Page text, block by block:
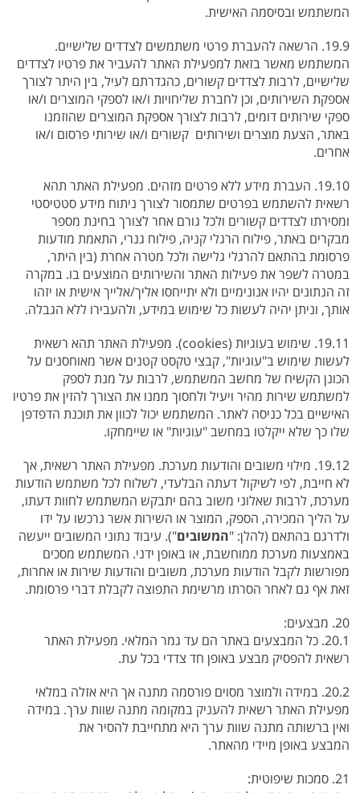
המשתמש ובסיסמה האישית.
19.9. הרשאה להעברת פרטי משתמשים לצדדים שלישיים.
המשתמש מאשר בזאת למפעילת האתר להעביר את פרטיו לצדדים
שלישיים, לרבות לצדדים קשורים, כהגדרתם לעיל, בין היתר לצורך
אספקת השירותים, וכן לחברת שליחויות ו/או לספקי המוצרים ו/או
ספקי שירותים דומים, לרבות לצורך אספקת המוצרים שהוזמנו
באתר, הצעת מוצרים ושירותים קשורים ו/או שירותי פרסום ו/או
אחרים.
19.10. העברת מידע ללא פרטים מזהים. מפעילת האתר תהא
רשאית להשתמש בפרטים שתמסור לצורך ניתוח מידע סטטיסטי
ומסירתו לצדדים קשורים ולכל גורם אחר לצורך בחינת מספר
מבקרים באתר, פילוח הרגלי קניה, פילוח גנרי, התאמת מודעות
פרסומת בהתאם להרגלי גלישה ולכל מטרה אחרת (בין היתר,
במטרה לשפר את פעילות האתר והשירותים המוצעים בו. במקרה
זה הנתונים יהיו אנונימיים ולא יתייחסו אליך/אלייך אישית או יזהו
אותך, וניתן יהיה לעשות כל שימוש במידע, ולהעבירו ללא הגבלה.
19.11. שימוש בעוגיות (cookies). מפעילת האתר תהא רשאית
לעשות שימוש ב"עוגיות", קבצי טקסט קטנים אשר מאוחסנים על
הכונן הקשיח של מחשב המשתמש, לרבות על מנת לספק
למשתמש שירות מהיר ויעיל ולחסוך ממנו את הצורך להזין את פרטיו
האישיים בכל כניסה לאתר. המשתמש יכול לכוון את תוכנת הדפדפן
שלו כך שלא ייקלטו במחשב "עוגיות" או שיימחקו.
19.12. מילוי משובים והודעות מערכת. מפעילת האתר רשאית, אך
לא חייבת, לפי לשיקול דעתה הבלעדי, לשלוח לכל משתמש הודעות
מערכת, לרבות שאלוני משוב בהם יתבקש המשתמש לחוות דעתו,
על הליך המכירה, הספק, המוצר או השירות אשר נרכשו על ידו
ולדרגם בהתאם (להלן: "המשובים"). עיבוד נתוני המשובים ייעשה
באמצעות מערכת ממוחשבת, או באופן ידני. המשתמש מסכים
מפורשות לקבל הודעות מערכת, משובים והודעות שירות או אחרות,
זאת אף גם לאחר הסרתו מרשימת התפוצה לקבלת דברי פרסומת.
20. מבצעים:
20.1. כל המבצעים באתר הם עד גמר המלאי. מפעילת האתר
רשאית להפסיק מבצע באופן חד צדדי בכל עת.
20.2. במידה ולמוצר מסוים פורסמה מתנה אך היא אזלה במלאי
מפעילת האתר רשאית להעניק במקומה מתנה שוות ערך. במידה
ואין ברשותה מתנה שוות ערך היא מתחייבת להסיר את
המבצע באופן מיידי מהאתר.
21. סמכות שיפוטית: